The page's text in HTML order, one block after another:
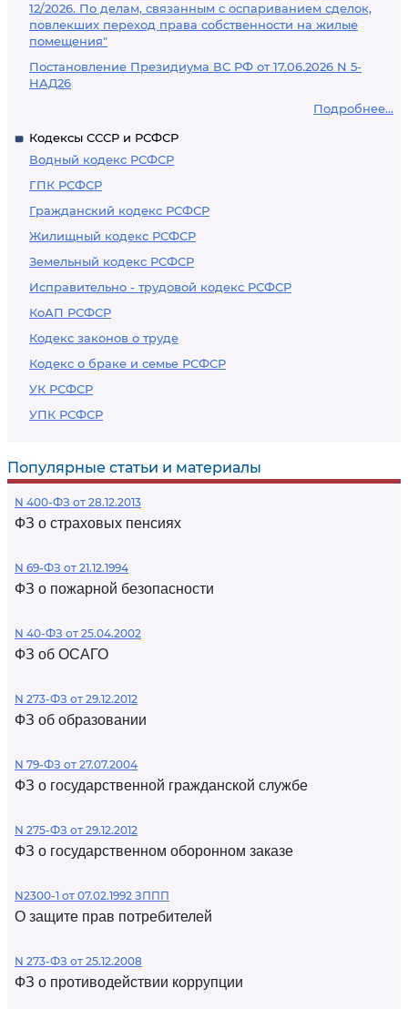
12/2026. По делам, связанным с оспариванием сделок,
повлекших переход права собственности на жилые
помещения"
Постановление Президиума ВС РФ от 17.06.2026 N 5-
НАД26
Подробнее...
Кодексы СССР и РСФСР
Водный кодекс РСФСР
ГПК РСФСР
Гражданский кодекс РСФСР
Жилищный кодекс РСФСР
Земельный кодекс РСФСР
Исправительно - трудовой кодекс РСФСР
КоАП РСФСР
Кодекс законов о труде
Кодекс о браке и семье РСФСР
УК РСФСР
УПК РСФСР
Популярные статьи и материалы
N 400-ФЗ от 28.12.2013
ФЗ о страховых пенсиях
N 69-ФЗ от 21.12.1994
ФЗ о пожарной безопасности
N 40-ФЗ от 25.04.2002
ФЗ об ОСАГО
N 273-ФЗ от 29.12.2012
ФЗ об образовании
N 79-ФЗ от 27.07.2004
ФЗ о государственной гражданской службе
N 275-ФЗ от 29.12.2012
ФЗ о государственном оборонном заказе
N2300-1 от 07.02.1992 ЗППП
О защите прав потребителей
N 273-ФЗ от 25.12.2008
ФЗ о противодействии коррупции